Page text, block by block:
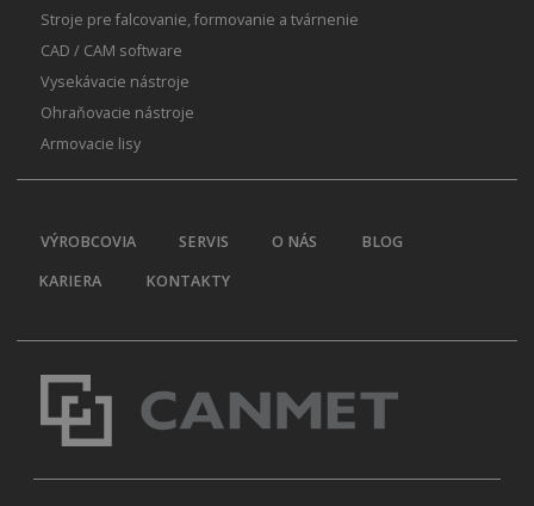
VÝROBCOVIA SERVIS O NÁS
BLOG
KARIERA
KONTAKTY
Stroje pre falcovanie, formovanie a tvárnenie
CAD / CAM software
Vysekávacie nástroje
Ohraňovacie nástroje
Armovacie lisy